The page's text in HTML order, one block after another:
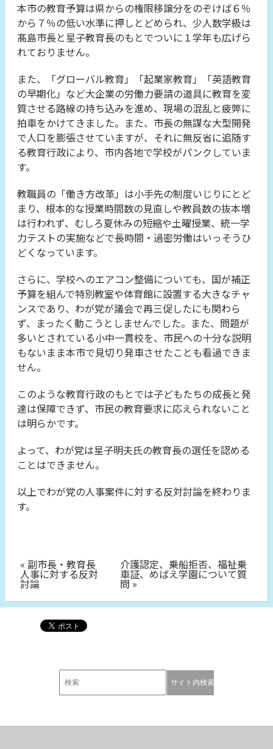
本市の教育予算は県からの権限移譲分をのぞけば６％
から７％の低い水準に押しとどめられ、少人数学級は
髙島市長と星子教育長のもとでついに１学年も広げら
れておりません。
また、「グローバル教育」「起業家教育」「英語教育
の早期化」など大企業の労働力要請の道具に教育を変
質させる路線の持ち込みを進め、現場の混乱と疲弊に
拍車をかけてきました。また、市長の無謀な大型開発
で人口を膨張させていますが、それに無反省に追随す
る教育行政により、市内各地で学校がパンクしていま
す。
教職員の「働き方改革」は小手先の制度いじりにとど
まり、根本的な授業時間数の見直しや教員数の抜本増
は行われず、むしろ夏休みの短縮や土曜授業、統一学
力テストの実施などで長時間・過密労働はいっそうひ
どくなっています。
さらに、学校へのエアコン整備についても、国が補正
予算を組んで特別教室や体育館に設置する大きなチャ
ンスであり、わが党が議会で再三促したにも関わら
ず、まったく動こうとしませんでした。また、問題が
多いとされている小中一貫校を、市民への十分な説明
もないまま本市で見切り発車させたことも看過できま
せん。
このような教育行政のもとでは子どもたちの成長と発
達は保障できず、市民の教育要求に応えられないこと
は明らかです。
よって、わが党は星子明夫氏の教育長の選任を認める
ことはできません。
以上でわが党の人事案件に対する反対討論を終わりま
す。
« 副市長・教育長
人事に対する反対
討論
介護認定、乗船拒否、福祉乗
車証、めばえ学園について質
問 »